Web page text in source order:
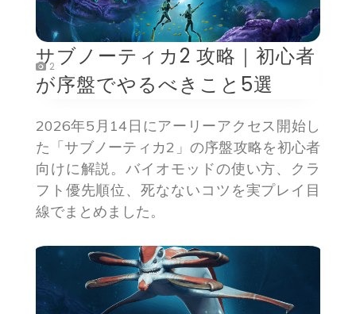
2
サブノーティカ2 攻略｜初心者
が序盤でやるべきこと5選
2026年5月14日にアーリーアクセス開始し
た「サブノーティカ2」の序盤攻略を初心者
向けに解説。バイオモッドの使い方、クラ
フト優先順位、死なないコツを実プレイ目
線でまとめました。